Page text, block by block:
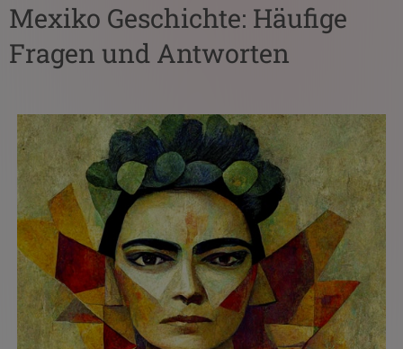
Mexiko Geschichte: Häufige
Fragen und Antworten